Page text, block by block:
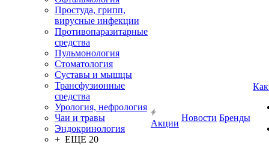
Простуда, грипп,
вирусные инфекции
Противопаразитарные
средства
Пульмонология
Стоматология
Суставы и мышцы
Трансфузионные
средства
Урология, нефрология
Чаи и травы
Эндокринология
+ ЕЩЕ 20
Акции
Новости Бренды